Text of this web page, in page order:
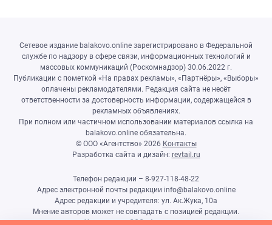
Сетевое издание balakovo.online зарегистрировано в Федеральной
службе по надзору в сфере связи, информационных технологий и
массовых коммуникаций (Роскомнадзор) 30.06.2022 г.
Публикации с пометкой «На правах рекламы», «Партнёры», «Выборы»
оплачены рекламодателями. Редакция сайта не несёт
ответственности за достоверность информации, содержащейся в
рекламных объявлениях.
При полном или частичном использовании материалов ссылка на
balakovo.online обязательна.
© ООО «Агентство» 2026 Контакты
Разработка сайта и дизайн: revtail.ru
Телефон редакции – 8-927-118-48-22
Адрес электронной почты редакции info@balakovo.online
Адрес редакции и учредителя: ул. Ак.Жука, 10а
Мнение авторов может не совпадать с позицией редакции.
Учредитель: ООО «Агентство»